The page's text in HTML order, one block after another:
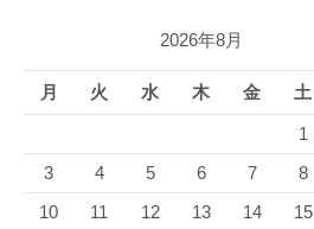
シ
ョ
ン
2026年8月
月 火 水 木 金 土
1
3 4 5 6 7 8
10 11 12 13 14 15